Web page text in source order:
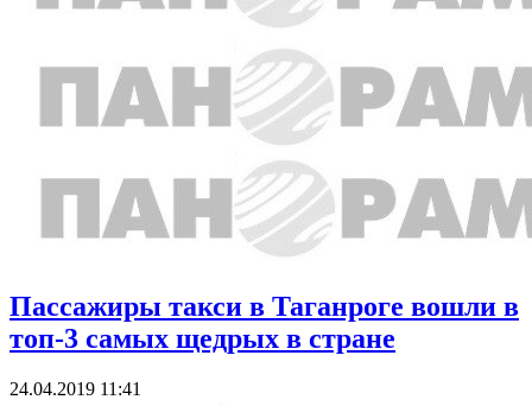
Пассажиры такси в Таганроге вошли в
топ-3 самых щедрых в стране
24.04.2019 11:41